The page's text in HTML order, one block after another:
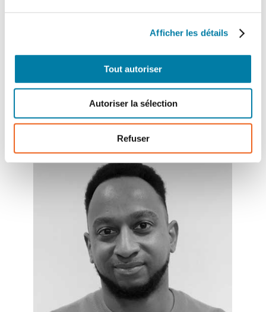
Afficher les détails
Tout autoriser
Autoriser la sélection
Refuser
Partagez cet article !